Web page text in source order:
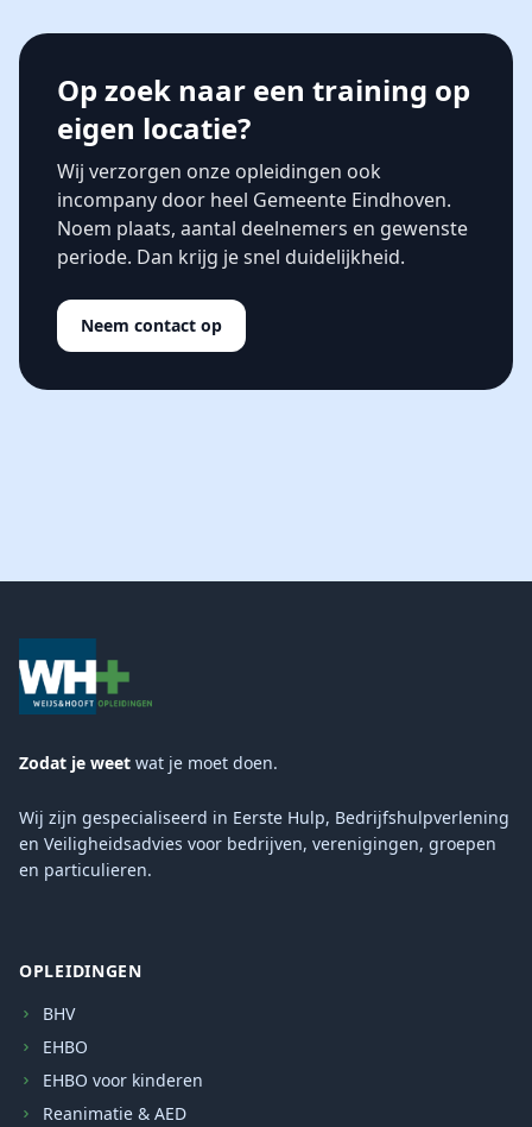
Op zoek naar een training op
eigen locatie?
Wij verzorgen onze opleidingen ook
incompany door heel Gemeente Eindhoven.
Noem plaats, aantal deelnemers en gewenste
periode. Dan krijg je snel duidelijkheid.
Neem contact op
Zodat je weet wat je moet doen.
Wij zijn gespecialiseerd in Eerste Hulp, Bedrijfshulpverlening
en Veiligheidsadvies voor bedrijven, verenigingen, groepen
en particulieren.
OPLEIDINGEN
BHV
EHBO
EHBO voor kinderen
Reanimatie & AED